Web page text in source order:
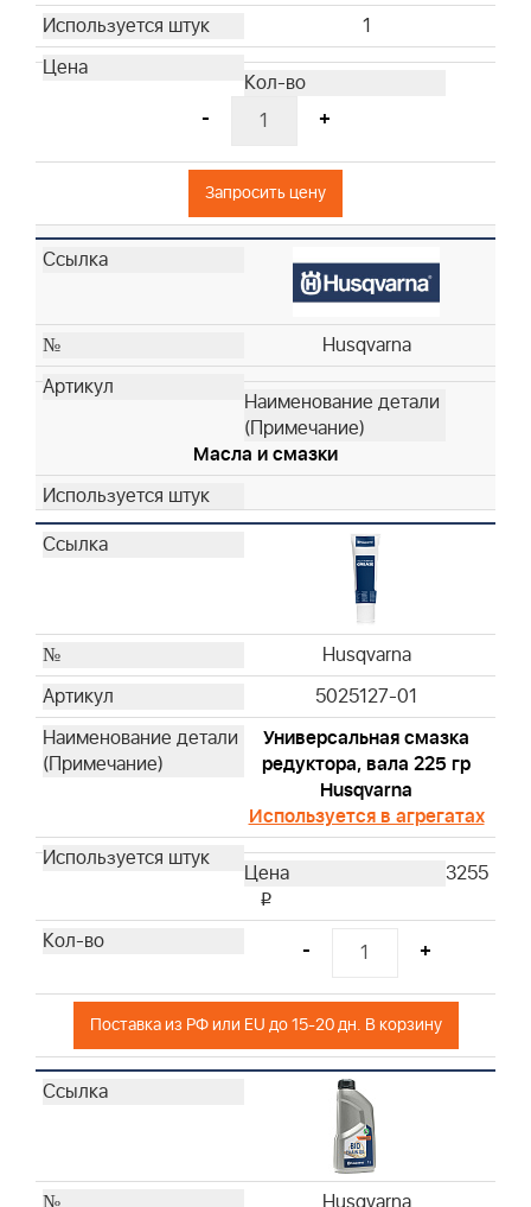
Husqvarna
Husqvarna
Husqvarna
Husqvarna
Husqvarna
Husqvarna
Husqvarna
Husqvarna
Husqvarna
Husqvarna
Husqvarna
Husqvarna
Husqvarna
Husqvarna
Husqvarna
Husqvarna
Husqvarna
Husqvarna
Husqvarna
Husqvarna
Husqvarna
Husqvarna
Husqvarna
Husqvarna
Husqvarna
Husqvarna
Husqvarna
Husqvarna
Husqvarna
Husqvarna
Husqvarna
1
- +
Запросить цену
Husqvarna
Масла и смазки
Husqvarna
5025127-01
Универсальная смазка
редуктора, вала 225 гр
Husqvarna
Используется в агрегатах
3255
i
- +
Поставка из РФ или EU до 15-20 дн. В корзину